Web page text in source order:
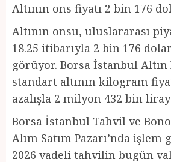
Altının ons fiyatı 2 bin 176
Altının onsu, uluslararası
18.25 itibarıyla 2 bin 176
görüyor. Borsa İstanbul Altın
standart altının kilogram
azalışla 2 milyon 432 bin
Borsa İstanbul Tahvil ve Bono
Alım Satım Pazarı’nda işlem
2026 vadeli tahvilin bugün